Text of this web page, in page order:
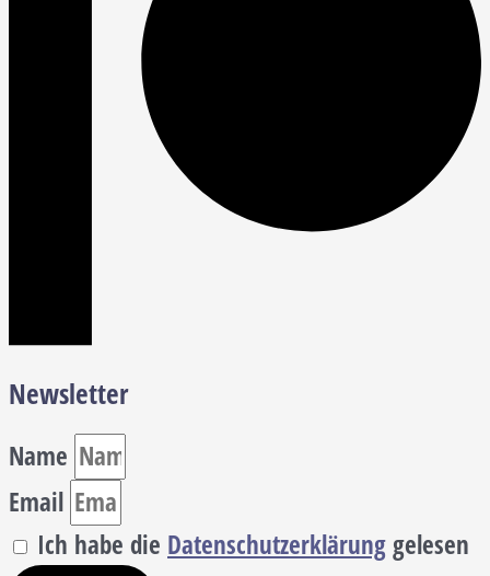
Newsletter
Name
Email
Ich habe die Datenschutzerklärunggelesen